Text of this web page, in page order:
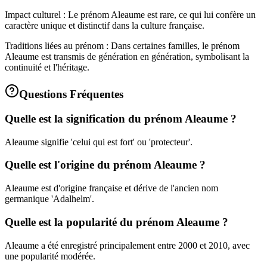
Impact culturel : Le prénom Aleaume est rare, ce qui lui confère un
caractère unique et distinctif dans la culture française.
Traditions liées au prénom : Dans certaines familles, le prénom
Aleaume est transmis de génération en génération, symbolisant la
continuité et l'héritage.
Questions Fréquentes
Quelle est la signification du prénom Aleaume ?
Aleaume signifie 'celui qui est fort' ou 'protecteur'.
Quelle est l'origine du prénom Aleaume ?
Aleaume est d'origine française et dérive de l'ancien nom
germanique 'Adalhelm'.
Quelle est la popularité du prénom Aleaume ?
Aleaume a été enregistré principalement entre 2000 et 2010, avec
une popularité modérée.